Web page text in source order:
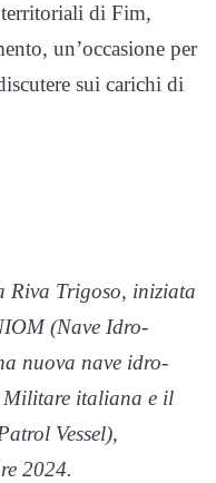
territoriali di Fim,
un’occasione per
sui carichi di
Riva Trigoso, iniziata
(Nave Idro-
nuova nave idro-
italiana e il
Vessel),
2024.